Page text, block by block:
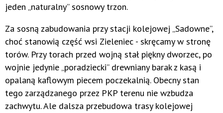
jeden „naturalny” sosnowy trzon.
Za sosną zabudowania przy stacji kolejowej „Sadowne”,
choć stanowią część wsi Zieleniec - skręcamy w stronę
torów. Przy torach przed wojną stał piękny dworzec, po
wojnie jedynie „poradziecki” drewniany barak z kasą i
opalaną kaflowym piecem poczekalnią. Obecny stan
tego zarządzanego przez PKP terenu nie wzbudza
zachwytu. Ale dalsza przebudowa trasy kolejowej